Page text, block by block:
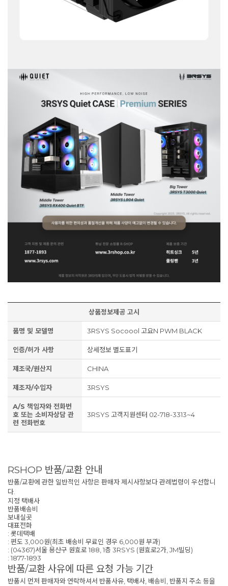
상품정보제공 고시
품명 및 모델명 3RSYS Socoool 고요N PWM BLACK
인증/허가 사항 상세정보 별도표기
제조국/원산지 CHINA
제조자/수입자 3RSYS
A/S 책임자와 전화번
호 또는 소비자상담 관
련 전화번호
3RSYS 고객지원센터 02-718-3313~4
RSHOP 반품/교환 안내
반품/교환에 관한 일반적인 사항은 판매자 제시사항보다 관례법령이 우선합니
다.
지정 택배사
반품배송비
보내실곳
대표전화
: 롯데택배
: 편도 3,000원(최초 배송비 무료인 경우 6,000원 부과)
: (04367)서울 용산구 원효로 188, 1층 3RSYS (원효로2가, JM빌딩)
: 1877-1893
반품/교환 사유에 따른 요청 가능 기간
반품시 먼저 판매자와 연락하셔서 반품사유, 택배사, 배송비, 반품지 주소 등을